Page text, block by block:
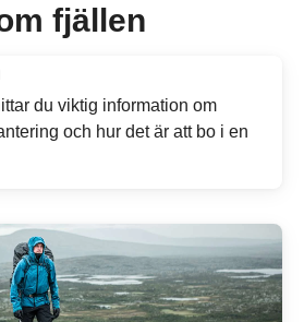
fjällen
du viktig information om
och hur det är att bo i en